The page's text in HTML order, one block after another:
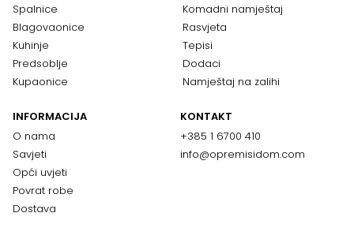
Spalnice
Blagovaonice
Kuhinje
Predsoblje
Kupaonice
Komadni namještaj
Rasvjeta
Tepisi
Dodaci
Namještaj na zalihi
INFORMACIJA
O nama
Savjeti
Opći uvjeti
Povrat robe
Dostava
KONTAKT
+385 1 6700 410
info@opremisidom.com